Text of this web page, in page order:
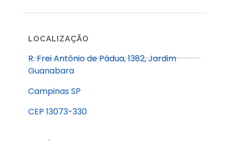
LOCALIZAÇÃO
R. Frei Antônio de Pádua, 1382, Jardim
Guanabara
Campinas SP
CEP 13073-330